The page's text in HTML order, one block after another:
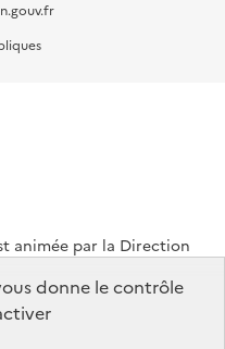
animée par la Direction
legifrance.gouv.fr
donne le contrôle